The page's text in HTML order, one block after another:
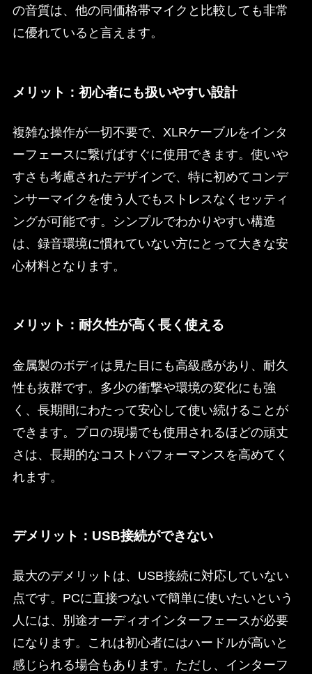
の音質は、他の同価格帯マイクと比較しても非常
に優れていると言えます。
メリット：初心者にも扱いやすい設計
複雑な操作が一切不要で、XLRケーブルをインタ
ーフェースに繋げばすぐに使用できます。使いや
すさも考慮されたデザインで、特に初めてコンデ
ンサーマイクを使う人でもストレスなくセッティ
ングが可能です。シンプルでわかりやすい構造
は、録音環境に慣れていない方にとって大きな安
心材料となります。
メリット：耐久性が高く長く使える
金属製のボディは見た目にも高級感があり、耐久
性も抜群です。多少の衝撃や環境の変化にも強
く、長期間にわたって安心して使い続けることが
できます。プロの現場でも使用されるほどの頑丈
さは、長期的なコストパフォーマンスを高めてく
れます。
デメリット：USB接続ができない
最大のデメリットは、USB接続に対応していない
点です。PCに直接つないで簡単に使いたいという
人には、別途オーディオインターフェースが必要
になります。これは初心者にはハードルが高いと
感じられる場合もあります。ただし、インターフ